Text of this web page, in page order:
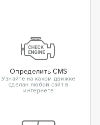
Определить CMS
Узнайте на каком движке
сделан любой сайт в
интернете